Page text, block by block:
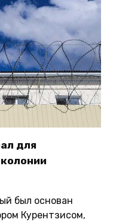
для
был основан
Курентзисом,